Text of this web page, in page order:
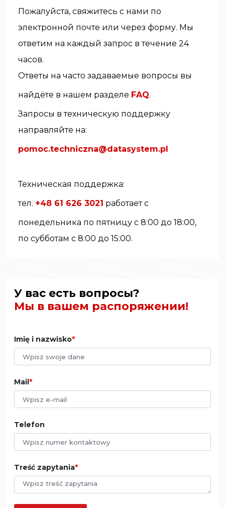
Пожалуйста, свяжитесь с нами по
электронной почте или через форму. Мы
ответим на каждый запрос в течение 24
часов.
Ответы на часто задаваемые вопросы вы
найдёте в нашем разделе FAQ.
Запросы в техническую поддержку
направляйте на:
pomoc.techniczna@datasystem.pl
Техническая поддержка:
тел. +48 61 626 3021 работает с
понедельника по пятницу с 8:00 до 18:00,
по субботам с 8:00 до 15:00.
У вас есть вопросы?
Мы в вашем распоряжении!
Imię i nazwisko
Mail
Telefon
Treść zapytania